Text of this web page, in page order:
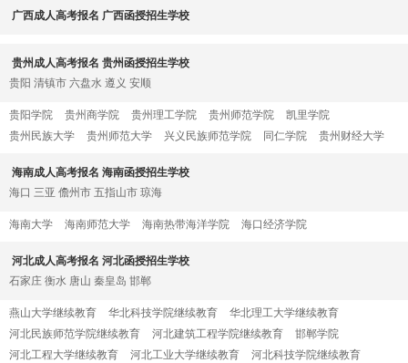
广西成人高考报名 广西函授招生学校
贵州成人高考报名 贵州函授招生学校
贵阳 清镇市 六盘水 遵义 安顺
贵阳学院 贵州商学院 贵州理工学院 贵州师范学院
凯里学院
贵州民族大学
贵州师范大学 兴义民族师范学院 同仁学院 贵州财经大学
海南成人高考报名 海南函授招生学校
海口 三亚 儋州市 五指山市 琼海
海南大学 海南师范大学 海南热带海洋学院 海口经济学院
河北成人高考报名 河北函授招生学校
石家庄 衡水 唐山 秦皇岛 邯郸
燕山大学继续教育 华北科技学院继续教育
华北理工大学继续教育
河北民族师范学院继续教育
河北建筑工程学院继续教育
邯郸学院
河北工程大学继续教育
河北工业大学继续教育 河北科技学院继续教育